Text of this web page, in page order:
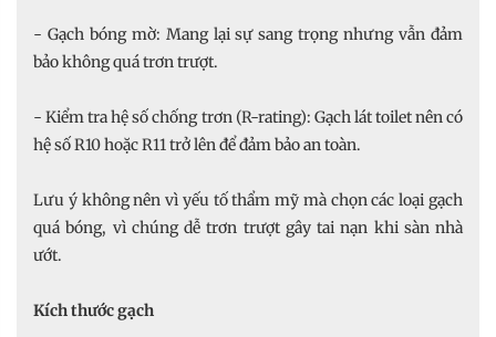
- Gạch bóng mờ: Mang lại sự sang trọng nhưng vẫn đảm
bảo không quá trơn trượt.
- Kiểm tra hệ số chống trơn (R-rating): Gạch lát toilet nên có
hệ số R10 hoặc R11 trở lên để đảm bảo an toàn.
Lưu ý không nên vì yếu tố thẩm mỹ mà chọn các loại gạch
quá bóng, vì chúng dễ trơn trượt gây tai nạn khi sàn nhà
ướt.
Kích thước gạch